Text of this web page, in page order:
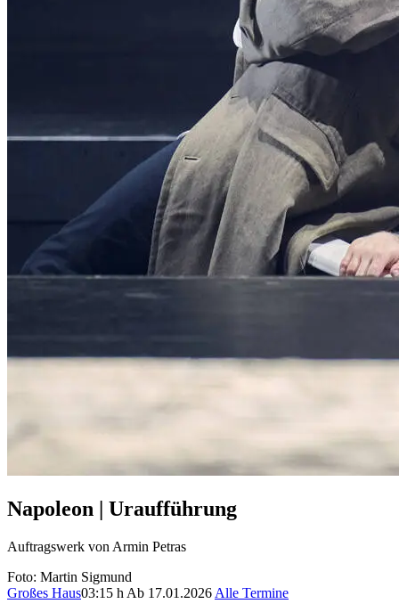
Napoleon | Uraufführung
Auftragswerk von Armin Petras
Foto: Martin Sigmund
Großes Haus03:15 h Ab 17.01.2026 Alle Termine